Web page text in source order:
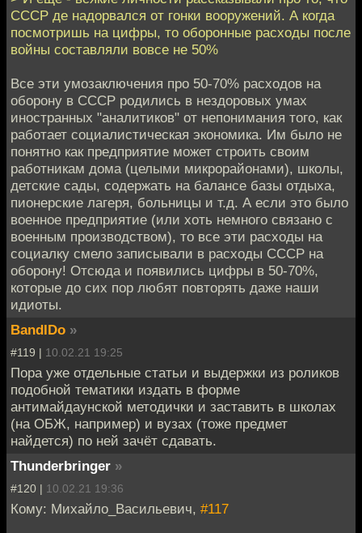
СССР де надорвался от гонки вооружений. А когда
посмотришь на цифры, то оборонные расходы после
войны составляли вовсе не 50%
Все эти умозаключения про 50-70% расходов на
оборону в СССР родились в нездоровых умах
иностранных "аналитиков" от непонимания того, как
работает социалистическая экономика. Им было не
понятно как предприятие может строить своим
работникам дома (целыми микрорайонами), школы,
детские сады, содержать на балансе базы отдыха,
пионерские лагеря, больницы и т.д. А если это было
военное предприятие (или хоть немного связано с
военным производством), то все эти расходы на
социалку смело записывали в расходы СССР на
оборону! Отсюда и появились цифры в 50-70%,
которые до сих пор любят повторять даже наши
идиоты.
BandIDo »
#119 | 10.02.21 19:25
Пора уже отдельные статьи и выдержки из роликов
подобной тематики издать в форме
антимайдаунской методички и заставить в школах
(на ОБЖ, например) и вузах (тоже предмет
найдется) по ней зачёт сдавать.
Thunderbringer »
#120 | 10.02.21 19:36
Кому: Михайло_Васильевич, #117